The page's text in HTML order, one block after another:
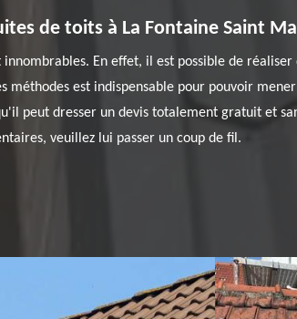
de toits à La Fontaine Saint
En effet, il est possible de
est indispensable pour pouvoir
peut dresser un devis totalement gratuit et
veuillez lui passer un coup de fil.